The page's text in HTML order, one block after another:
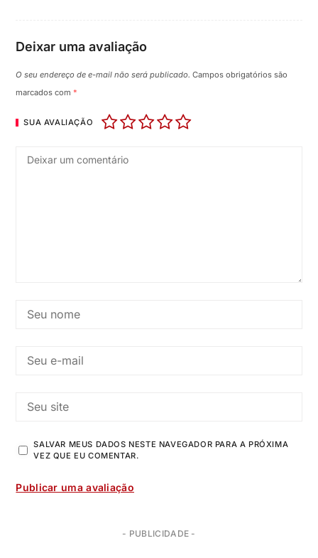
Deixar uma avaliação
O seu endereço de e-mail não será publicado. Campos obrigatórios são
marcados com*
SUA AVALIAÇÃO
SALVAR MEUS DADOS NESTE NAVEGADOR PARA A PRÓXIMA
VEZ QUE EU COMENTAR.
- PUBLICIDADE -